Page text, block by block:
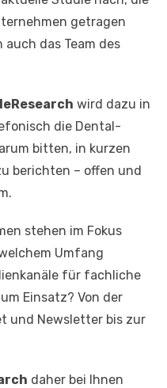
getragen
das Team des
wird dazu in
die Dental-
bitten, in kurzen
berichten – offen und
stehen im Fokus
Umfang
für fachliche
Einsatz? Von der
und Newsletter bis zur
daher bei Ihnen